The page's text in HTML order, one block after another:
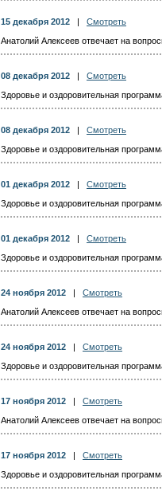
15 декабря 2012
Смотреть
Анатолий Алексеев отвечает на
08 декабря 2012
Смотреть
Здоровье и оздоровительная
08 декабря 2012
Смотреть
Здоровье и оздоровительная
01 декабря 2012
Смотреть
Здоровье и оздоровительная
01 декабря 2012
Смотреть
Здоровье и оздоровительная
24 ноября 2012
Смотреть
Анатолий Алексеев отвечает на
24 ноября 2012
Смотреть
Здоровье и оздоровительная
17 ноября 2012
Смотреть
Анатолий Алексеев отвечает на
17 ноября 2012
Смотреть
Здоровье и оздоровительная